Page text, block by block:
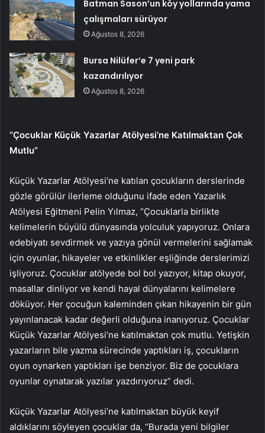
Batman Sason’un köy yollarında yama
çalışmaları sürüyor
Ağustos 8, 2026
Bursa Nilüfer’e 7 yeni park
kazandırılıyor
Ağustos 8, 2026
“Çocuklar Küçük Yazarlar Atölyesi’ne Katılmaktan Çok
Mutlu”
Küçük Yazarlar Atölyesi’ne katılan çocukların derslerinde
gözle görülür ilerleme olduğunu ifade eden Yazarlık
Atölyesi Eğitmeni Pelin Yılmaz, “Çocuklarla birlikte
kelimelerin büyülü dünyasında yolculuk yapıyoruz. Onlara
edebiyatı sevdirmek ve yazıya gönül vermelerini sağlamak
için oyunlar, hikayeler ve etkinlikler eşliğinde derslerimizi
işliyoruz. Çocuklar atölyede bol bol yazıyor, kitap okuyor,
masallar dinliyor ve kendi hayal dünyalarını kelimelere
döküyor. Her çocuğun kaleminden çıkan hikayenin bir gün
yayınlanacak kadar değerli olduğuna inanıyoruz. Çocuklar
Küçük Yazarlar Atölyesi’ne katılmaktan çok mutlu. Yetişkin
yazarların bile yazma sürecinde yaptıkları iş, çocukların
oyun oynarken yaptıkları işe benziyor. Biz de çocuklara
oyunlar oynatarak yazılar yazdırıyoruz” dedi.
Küçük Yazarlar Atölyesi’ne katılmaktan büyük keyif
aldıklarını söyleyen çocuklar da, “Burada yeni bilgiler